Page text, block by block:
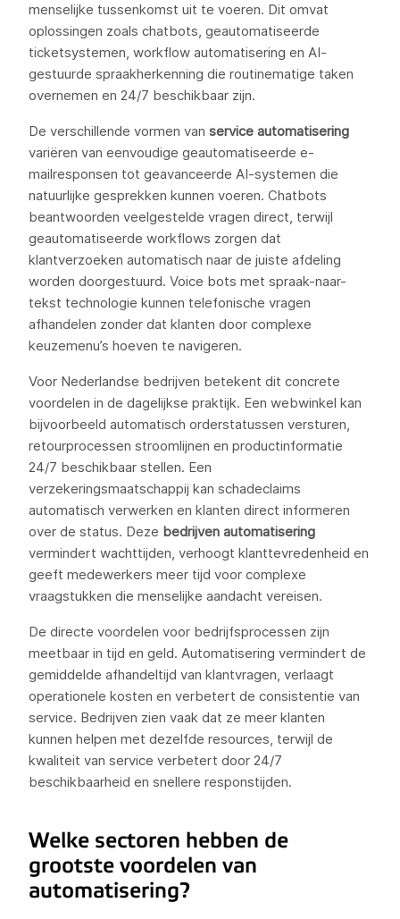
menselijke tussenkomst uit te voeren. Dit omvat
oplossingen zoals chatbots, geautomatiseerde
ticketsystemen, workflow automatisering en AI-
gestuurde spraakherkenning die routinematige taken
overnemen en 24/7 beschikbaar zijn.
De verschillende vormen van service automatisering
variëren van eenvoudige geautomatiseerde e-
mailresponsen tot geavanceerde AI-systemen die
natuurlijke gesprekken kunnen voeren. Chatbots
beantwoorden veelgestelde vragen direct, terwijl
geautomatiseerde workflows zorgen dat
klantverzoeken automatisch naar de juiste afdeling
worden doorgestuurd. Voice bots met spraak-naar-
tekst technologie kunnen telefonische vragen
afhandelen zonder dat klanten door complexe
keuzemenu’s hoeven te navigeren.
Voor Nederlandse bedrijven betekent dit concrete
voordelen in de dagelijkse praktijk. Een webwinkel kan
bijvoorbeeld automatisch orderstatussen versturen,
retourprocessen stroomlijnen en productinformatie
24/7 beschikbaar stellen. Een
verzekeringsmaatschappij kan schadeclaims
automatisch verwerken en klanten direct informeren
over de status. Deze bedrijven automatisering
vermindert wachttijden, verhoogt klanttevredenheid en
geeft medewerkers meer tijd voor complexe
vraagstukken die menselijke aandacht vereisen.
De directe voordelen voor bedrijfsprocessen zijn
meetbaar in tijd en geld. Automatisering vermindert de
gemiddelde afhandeltijd van klantvragen, verlaagt
operationele kosten en verbetert de consistentie van
service. Bedrijven zien vaak dat ze meer klanten
kunnen helpen met dezelfde resources, terwijl de
kwaliteit van service verbetert door 24/7
beschikbaarheid en snellere responstijden.
Welke sectoren hebben de
grootste voordelen van
automatisering?